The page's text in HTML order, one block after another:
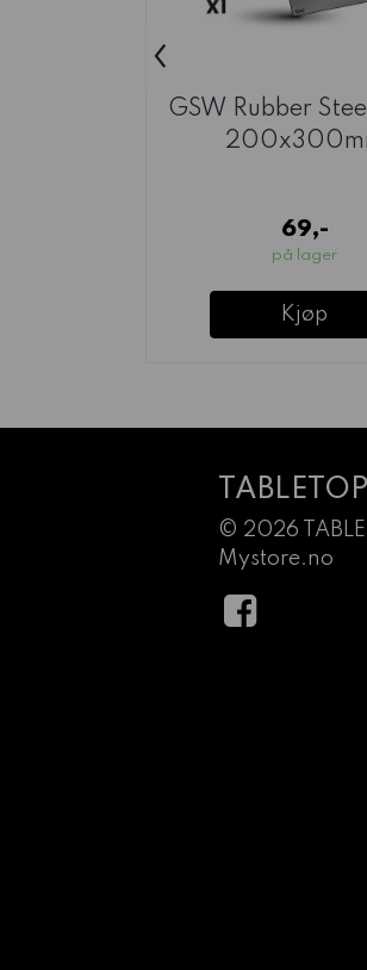
GSW Rubber
69,-
på lager
Kjøp
‹
© 2026
Mystore.no